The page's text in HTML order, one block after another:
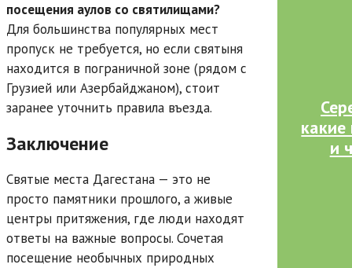
посещения аулов со святилищами?
Для большинства популярных мест
пропуск не требуется, но если святыня
находится в пограничной зоне (рядом с
Грузией или Азербайджаном), стоит
заранее уточнить правила въезда.
Заключение
Святые места Дагестана — это не
просто памятники прошлого, а живые
центры притяжения, где люди находят
ответы на важные вопросы. Сочетая
посещение необычных природных
и